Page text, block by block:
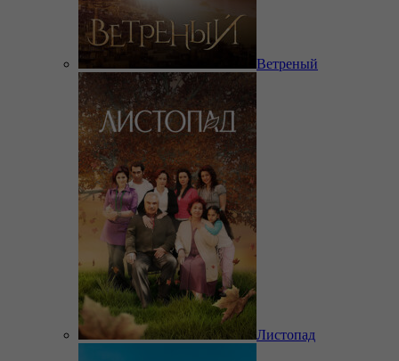
Ветреный
Листопад